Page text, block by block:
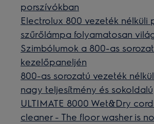
porszívókban
Electrolux 800 vezeték nélküli
szűrőlámpa folyamatosan
Szimbólumok a 800-as
kezelőpaneljén
800-as sorozatú vezeték
nagy teljesítmény és sokoldalú
ULTIMATE 8000 Wet&Dry
cleaner - The floor washer is